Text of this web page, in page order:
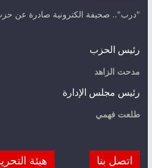
"درب".. صحيفة الكترونية صادرة عن
رئيس الحزب
مدحت الزاهد
رئيس مجلس الإدارة
طلعت فهمي
اتصل بنا هيئة